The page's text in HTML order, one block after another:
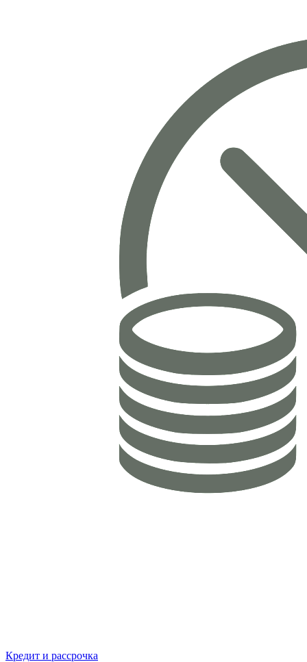
Кредит и рассрочка